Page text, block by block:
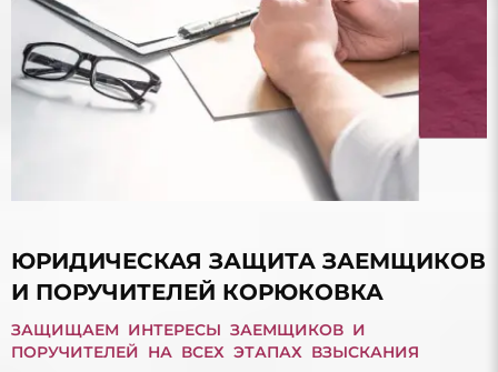
ЮРИДИЧЕСКАЯ ЗАЩИТА ЗАЕМЩИКОВ
И ПОРУЧИТЕЛЕЙ КОРЮКОВКА
ЗАЩИЩАЕМ ИНТЕРЕСЫ ЗАЕМЩИКОВ И
ПОРУЧИТЕЛЕЙ НА ВСЕХ ЭТАПАХ ВЗЫСКАНИЯ